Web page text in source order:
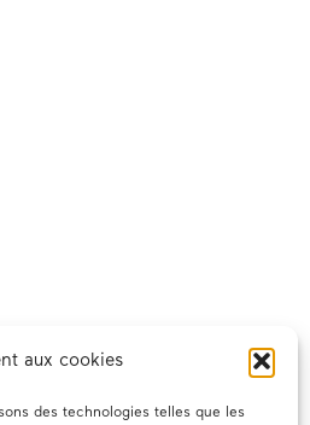
aux cookies
des technologies telles que les